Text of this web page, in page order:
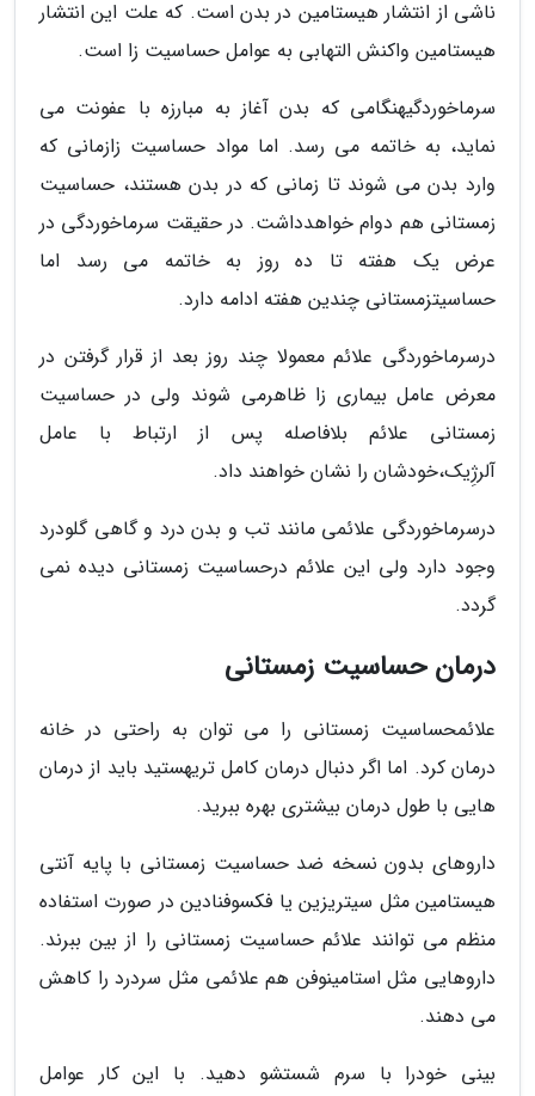
ناشی از انتشار هیستامین در بدن است. که علت این انتشار
هیستامین واکنش التهابی به عوامل حساسیت زا است.
سرماخوردگیهنگامی که بدن آغاز به مبارزه با عفونت می
نماید، به خاتمه می رسد. اما مواد حساسیت زازمانی که
وارد بدن می شوند تا زمانی که در بدن هستند، حساسیت
زمستانی هم دوام خواهدداشت. در حقیقت سرماخوردگی در
عرض یک هفته تا ده روز به خاتمه می رسد اما
حساسیتزمستانی چندین هفته ادامه دارد.
درسرماخوردگی علائم معمولا چند روز بعد از قرار گرفتن در
معرض عامل بیماری زا ظاهرمی شوند ولی در حساسیت
زمستانی علائم بلافاصله پس از ارتباط با عامل
آلرژِیک،خودشان را نشان خواهند داد.
درسرماخوردگی علائمی مانند تب و بدن درد و گاهی گلودرد
وجود دارد ولی این علائم درحساسیت زمستانی دیده نمی
گردد.
درمان حساسیت زمستانی
علائمحساسیت زمستانی را می توان به راحتی در خانه
درمان کرد. اما اگر دنبال درمان کامل تریهستید باید از درمان
هایی با طول درمان بیشتری بهره ببرید.
داروهای بدون نسخه ضد حساسیت زمستانی با پایه آنتی
هیستامین مثل سیتریزین یا فکسوفنادین در صورت استفاده
منظم می توانند علائم حساسیت زمستانی را از بین ببرند.
داروهایی مثل استامینوفن هم علائمی مثل سردرد را کاهش
می دهند.
بینی خودرا با سرم شستشو دهید. با این کار عوامل